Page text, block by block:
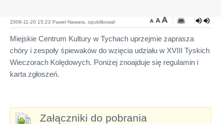
2008-11-20 15:23 Paweł Nawara, opublikował:
Miejskie Centrum Kultury w Tychach uprzejmie zaprasza
chóry i zespoły śpiewaków do wzięcia udziału w XVIII Tyskich
Wieczorach Kolędowych. Poniżej znoajduje się regulamin i
karta zgłoszeń.
Załączniki do pobrania